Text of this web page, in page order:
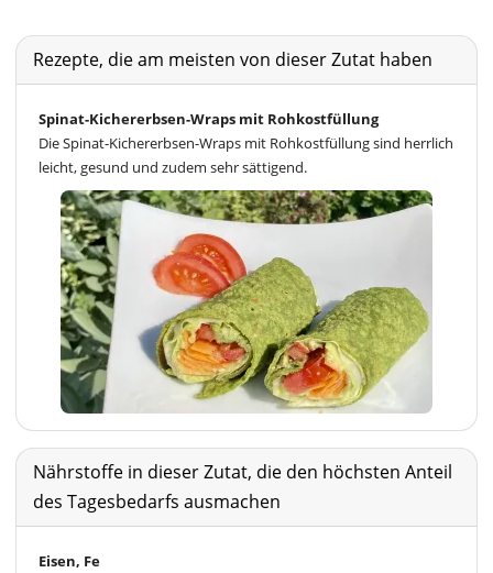
Rezepte, die am meisten von dieser Zutat haben
Spinat-Kichererbsen-Wraps mit Rohkostfüllung
Die Spinat-Kichererbsen-Wraps mit Rohkostfüllung sind herrlich
leicht, gesund und zudem sehr sättigend.
Nährstoffe in dieser Zutat, die den höchsten Anteil
des Tagesbedarfs ausmachen
Eisen, Fe